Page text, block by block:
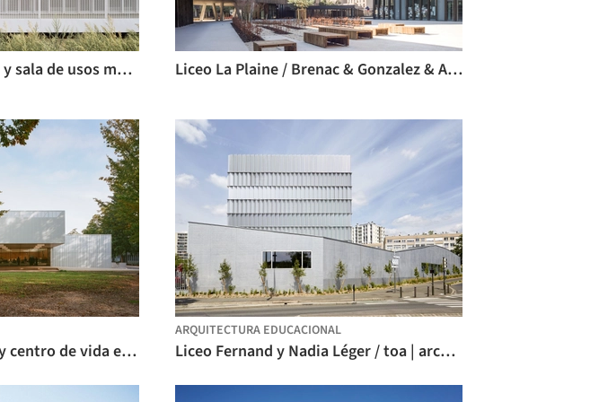
Comedores escolares y sala de usos múltiples / MCBAD architecture & urban design Liceo La Plaine / Brenac & Gonzalez & Associés
Servicio de comedor y centro de vida escolar Joliot-Curie / Ateliers O-S architectes
ARQUITECTURA EDUCACIONAL
Liceo Fernand y Nadia Léger / toa | architectes associés